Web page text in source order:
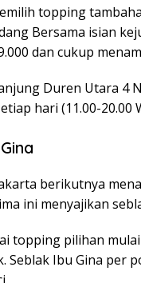
topping
Bersama isian
dan cukup
Duren Utara 4
hari (11.00-20.00
berikutnya
ini menyajikan
topping pilihan
Seblak Ibu Gina per